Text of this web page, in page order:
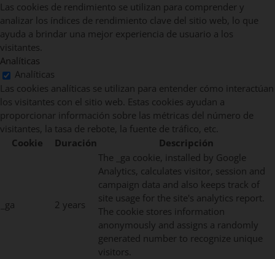
Las cookies de rendimiento se utilizan para comprender y
analizar los índices de rendimiento clave del sitio web, lo que
ayuda a brindar una mejor experiencia de usuario a los
visitantes.
Analíticas
Analíticas
Las cookies analíticas se utilizan para entender cómo interactúan
los visitantes con el sitio web. Estas cookies ayudan a
proporcionar información sobre las métricas del número de
visitantes, la tasa de rebote, la fuente de tráfico, etc.
Cookie
Duración Descripción
_ga 2 years
The _ga cookie, installed by Google
Analytics, calculates visitor, session and
campaign data and also keeps track of
site usage for the site's analytics report.
The cookie stores information
anonymously and assigns a randomly
generated number to recognize unique
visitors.